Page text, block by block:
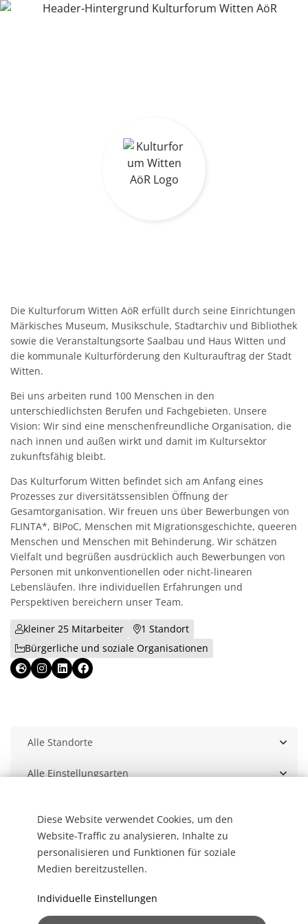
Die Kulturforum Witten AöR erfüllt durch seine Einrichtungen
Märkisches Museum, Musikschule, Stadtarchiv und Bibliothek
sowie die Veranstaltungsorte Saalbau und Haus Witten und
die kommunale Kulturförderung den Kulturauftrag der Stadt
Witten.
Bei uns arbeiten rund 100 Menschen in den
unterschiedlichsten Berufen und Fachgebieten. Unsere
Vision: Wir sind eine menschenfreundliche Organisation, die
nach innen und außen wirkt und damit im Kultursektor
zukunftsfähig bleibt.
Das Kulturforum Witten befindet sich am Anfang eines
Prozesses zur diversitätssensiblen Öffnung der
Gesamtorganisation. Wir freuen uns über Bewerbungen von
FLINTA*, BIPoC, Menschen mit Migrationsgeschichte, queeren
Menschen und Menschen mit Behinderung. Wir schätzen
Vielfalt und begrüßen ausdrücklich auch Bewerbungen von
Personen mit unkonventionellen oder nicht-linearen
Lebensläufen. Ihre individuellen Erfahrungen und
Perspektiven bereichern unser Team.
kleiner 25 Mitarbeiter
1 Standort
Bürgerliche und soziale Organisationen
ImpressumDatenschutz
Powered by
Diese Website verwendet Cookies, um den
Website-Traffic zu analysieren, Inhalte zu
personalisieren und Funktionen für soziale
Medien bereitzustellen.
Individuelle Einstellungen